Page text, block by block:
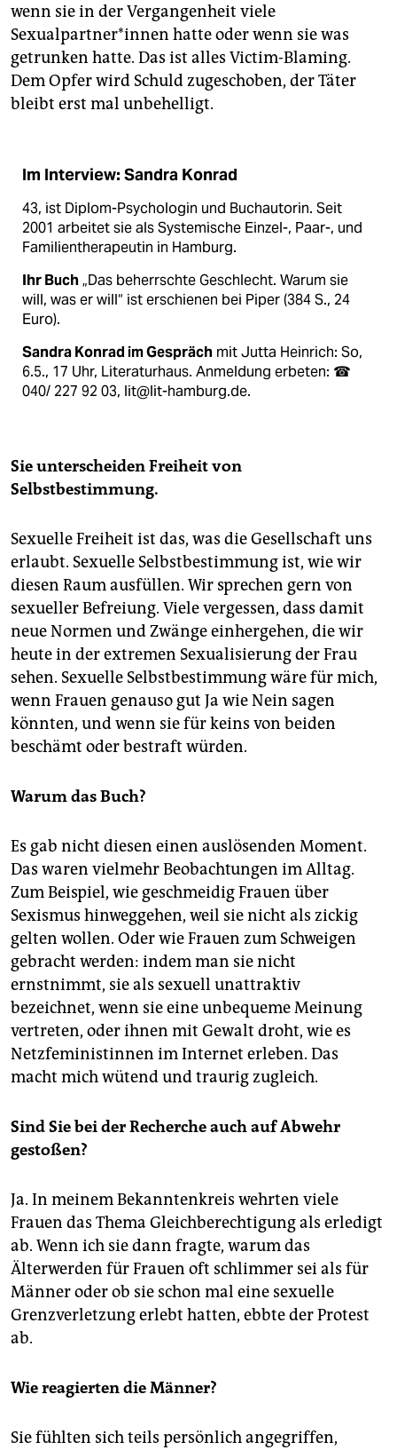
wenn sie in der Vergangenheit viele
Sexualpartner*innen hatte oder wenn sie was
getrunken hatte. Das ist alles Victim-Blaming.
Dem Opfer wird Schuld zugeschoben, der Täter
bleibt erst mal unbehelligt.
Im Interview: Sandra Konrad
43, ist Diplom-Psychologin und Buchautorin. Seit
2001 arbeitet sie als Systemische Einzel-, Paar-, und
Familientherapeutin in Hamburg.
Ihr Buch„Das beherrschte Geschlecht. Warum sie
will, was er will“ ist erschienen bei Piper (384 S., 24
Euro).
Sandra Konrad im Gespräch mit Jutta Heinrich: So,
6.5., 17 Uhr, Literaturhaus. Anmeldung erbeten: ☎
040/ 227 92 03, lit@lit-hamburg.de.
Sie unterscheiden Freiheit von
Selbstbestimmung.
Sexuelle Freiheit ist das, was die Gesellschaft uns
erlaubt. Sexuelle Selbstbestimmung ist, wie wir
diesen Raum ausfüllen. Wir sprechen gern von
sexueller Befreiung. Viele vergessen, dass damit
neue Normen und Zwänge einhergehen, die wir
heute in der extremen Sexualisierung der Frau
sehen. Sexuelle Selbstbestimmung wäre für mich,
wenn Frauen genauso gut Ja wie Nein sagen
könnten, und wenn sie für keins von beiden
beschämt oder bestraft würden.
Warum das Buch?
Es gab nicht diesen einen auslösenden Moment.
Das waren vielmehr Beobachtungen im Alltag.
Zum Beispiel, wie geschmeidig Frauen über
Sexismus hinweggehen, weil sie nicht als zickig
gelten wollen. Oder wie Frauen zum Schweigen
gebracht werden: indem man sie nicht
ernstnimmt, sie als sexuell unattraktiv
bezeichnet, wenn sie eine unbequeme Meinung
vertreten, oder ihnen mit Gewalt droht, wie es
Netzfeministinnen im Internet erleben. Das
macht mich wütend und traurig zugleich.
Sind Sie bei der Recherche auch auf Abwehr
gestoßen?
Ja. In meinem Bekanntenkreis wehrten viele
Frauen das Thema Gleichberechtigung als erledigt
ab. Wenn ich sie dann fragte, warum das
Älterwerden für Frauen oft schlimmer sei als für
Männer oder ob sie schon mal eine sexuelle
Grenzverletzung erlebt hatten, ebbte der Protest
ab.
Wie reagierten die Männer?
Sie fühlten sich teils persönlich angegriffen,